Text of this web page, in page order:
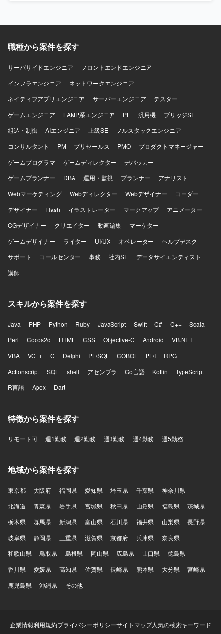
ります。
特定し、改善案を立案できる方を求めています。 【ポジシ
分析から施策立案、クライアントへの提案まで一連のプロ
運営に携わりながら、運営ディレクターやリードプランナ
発環境】 ミドルカジュアルゲームの運営プロジェクトにお
いて、各種KPIデータを活用した分析および資料作成を行う
環境で業務を進めていただきます。
職種から案件を探す
サーバサイドエンジニア
フロントエンドエンジニア
インフラエンジニア
ネットワークエンジニア
ネイティブアプリエンジニア
サーバーエンジニア
テスター
ゲームエンジニア
LAMP系エンジニア PL 汎用機
ブリッジSE
組込・制御
AIエンジニア 上級SE
フルスタックエンジニア
コンサルタント
PM プリセールス PMO
プロダクトマネージャー
ゲームプログラマ
ゲームディレクター
デバッカー
ゲームプランナー
DBA 運用・監視 プランナー
アナリスト
Webマーケティング
Webディレクター Webデザイナー
コーダー
デザイナー
Flash イラストレーター マークアップ
アニメーター
CGデザイナー
クリエイター 動画編集
マーケター
ゲームデザイナー
ライター UI/UX オペレーター
ヘルプデスク
サポート
コールセンター 事務 社内SE
データサイエンティスト
講師
スキルから案件を探す
Java PHP Python Ruby JavaScript Swift C# C++
Scala
Perl
Cocos2d HTML CSS Objective-C Android
VB.NET
VBA
VC++ C Delphi PL/SQL COBOL PL/I
RPG
Actionscript
SQL shell アセンブラ Go言語 Kotlin
TypeScript
R言語
Apex Dart
特徴から案件を探す
リモート可 週1勤務 週2勤務 週3勤務 週4勤務 週5勤務
地域から案件を探す
東京都 大阪府 福岡県 愛知県 埼玉県 千葉県
神奈川県
北海道
青森県 岩手県 宮城県 秋田県 山形県 福島県
茨城県
栃木県
群馬県 新潟県 富山県 石川県 福井県 山梨県
長野県
岐阜県
静岡県 三重県 滋賀県 京都府 兵庫県
奈良県
和歌山県
鳥取県 島根県 岡山県 広島県 山口県
徳島県
香川県
愛媛県 高知県 佐賀県 長崎県 熊本県 大分県
宮崎県
鹿児島県
沖縄県 その他
企業情報利用規約プライバシーポリシーサイトマップ人気の検索キーワード